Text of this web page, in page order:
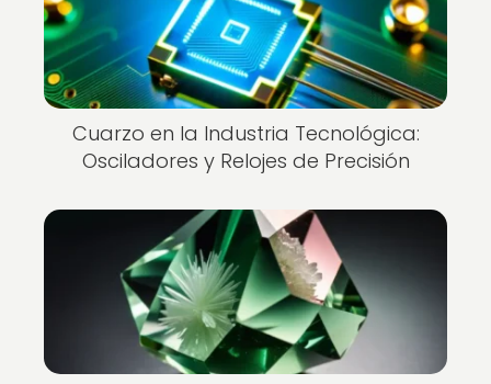
Cuarzo en la Industria Tecnológica:
Osciladores y Relojes de Precisión